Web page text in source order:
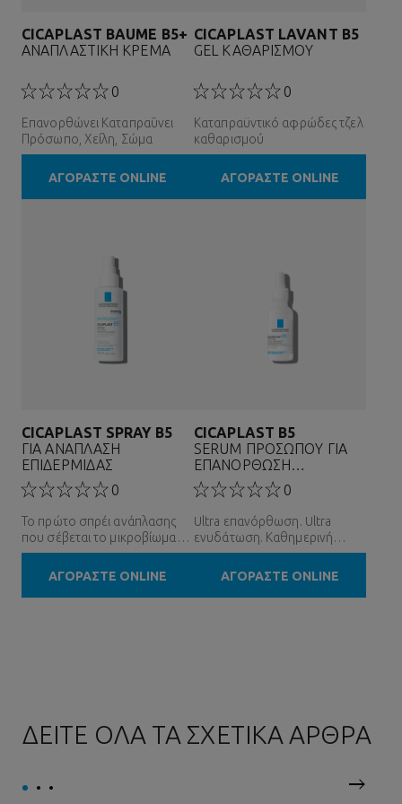
CICAPLAST BAUME B5+
ΑΝΑΠΛΑΣΤΙΚΗ ΚΡΕΜΑ
0
Επανορθώνει Καταπραΰνει
Πρόσωπο, Χείλη, Σώμα
ΑΓΟΡΑΣΤΕ ONLINE
CICAPLAST LAVANT B5
GEL ΚΑΘΑΡΙΣΜΟΥ
0
Καταπραϋντικό αφρώδες τζελ
καθαρισμού
ΑΓΟΡΑΣΤΕ ONLINE
CICAPLAST SPRAY B5
ΓΙΑ ΑΝΑΠΛΑΣΗ
ΕΠΙΔΕΡΜΙΔΑΣ
0
Το πρώτο σπρέι ανάπλασης
που σέβεται το μικροβίωμα
και δεν ξηραίνει το δέρμα
ΑΓΟΡΑΣΤΕ ONLINE
CICAPLAST B5
SERUM ΠΡΟΣΏΠΟΥ ΓΙΑ
ΕΠΑΝΌΡΘΩΣΗ
& ΕΝΥΔΆΤΩΣΗ
0
Ultra επανόρθωση. Ultra
ενυδάτωση. Καθημερινή
προστασία.
ΑΓΟΡΑΣΤΕ ONLINE
ΔΕΙΤΕ ΟΛΑ ΤΑ ΣΧΕΤΙΚΑ ΑΡΘΡΑ